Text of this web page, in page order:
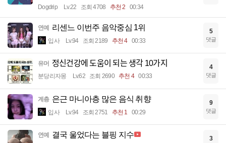
Dogdrip Lv.22 조회 4708 추천 2 00:34
연예 리센느 이번주 음악중심 1위
입사 Lv.94 조회 2189 추천 4 00:33
5
댓글
유머 정신건강에 도움이 되는 생각 10가지
분당리자몽 Lv.62 조회 2690 추천 4 00:33
4
댓글
계층 은근 마니아층 많은 음식 취향
입사 Lv.94 조회 2751 추천 1 00:29
9
댓글
연예 결국 울었다는 블핑 지수 3